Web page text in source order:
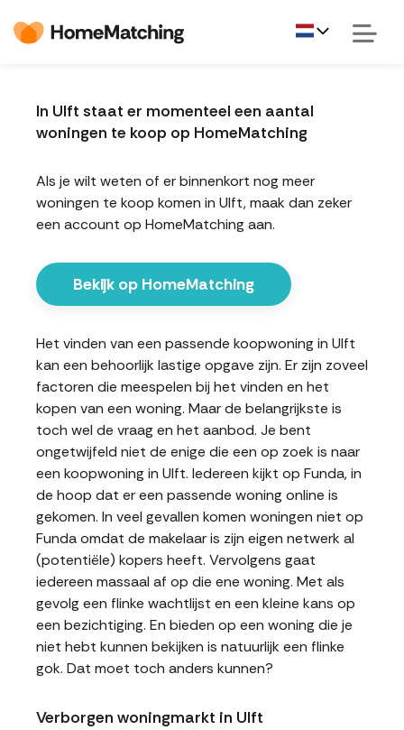
In Ulft staat er momenteel een aantal
woningen te koop op HomeMatching
Als je wilt weten of er binnenkort nog meer
woningen te koop komen in Ulft, maak dan zeker
een account op HomeMatching aan.
Bekijk op HomeMatching
Het vinden van een passende koopwoning in Ulft
kan een behoorlijk lastige opgave zijn. Er zijn zoveel
factoren die meespelen bij het vinden en het
kopen van een woning. Maar de belangrijkste is
toch wel de vraag en het aanbod. Je bent
ongetwijfeld niet de enige die een op zoek is naar
een koopwoning in Ulft. Iedereen kijkt op Funda, in
de hoop dat er een passende woning online is
gekomen. In veel gevallen komen woningen niet op
Funda omdat de makelaar is zijn eigen netwerk al
(potentiële) kopers heeft. Vervolgens gaat
iedereen massaal af op die ene woning. Met als
gevolg een flinke wachtlijst en een kleine kans op
een bezichtiging. En bieden op een woning die je
niet hebt kunnen bekijken is natuurlijk een flinke
gok. Dat moet toch anders kunnen?
Verborgen woningmarkt in Ulft